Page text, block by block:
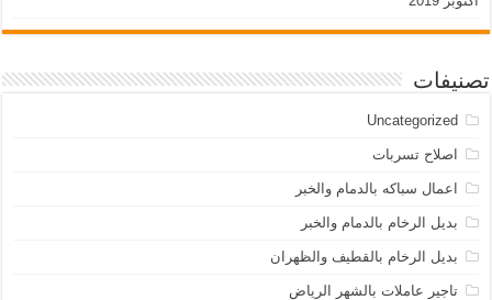
تصنيفات
Uncategorized
اصلاح تسربات
اعمال سباكه بالدمام والخبر
بديل الرخام بالدمام والخبر
بديل الرخام بالقطيف والظهران
تاجير عاملات بالشهر الرياض